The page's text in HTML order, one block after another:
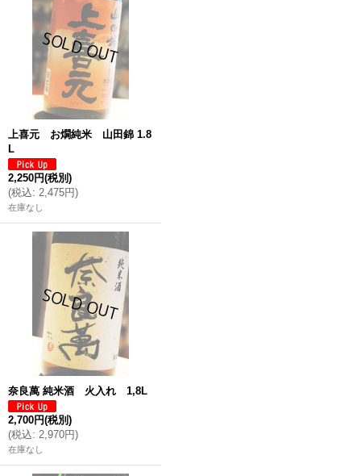
上喜元 お燗純米 山田錦 1.8
L
2,250円(税別)
(税込: 2,475円)
在庫なし
奈良萬 純米酒 火入れ 1,8L
2,700円(税別)
(税込: 2,970円)
在庫なし